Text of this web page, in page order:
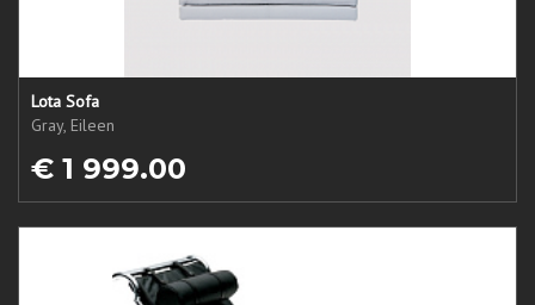
Lota Sofa
Gray, Eileen
€ 1 999.00